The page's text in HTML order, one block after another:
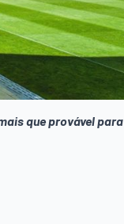
que provável para